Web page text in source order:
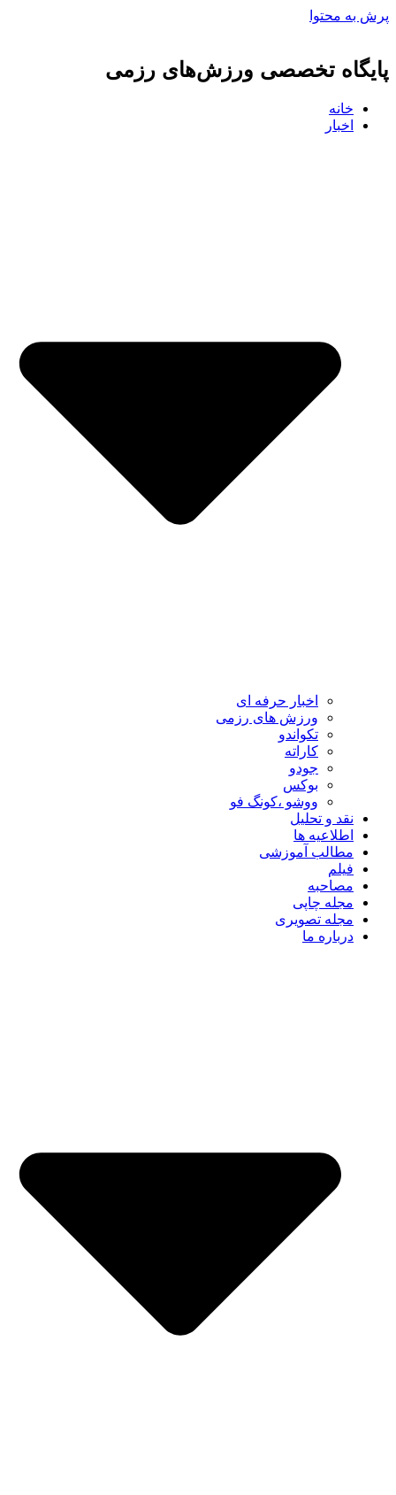
پرش به محتوا
پایگاه تخصصی ورزش‌های رزمی
خانه
اخبار
اخبار حرفه ای
ورزش های رزمی
تکواندو
کاراته
جودو
بوکس
ووشو ،کونگ فو
نقد و تحلیل
اطلاعیه ها
مطالب آموزشی
فیلم
مصاحبه
مجله چاپی
مجله تصویری
درباره ما